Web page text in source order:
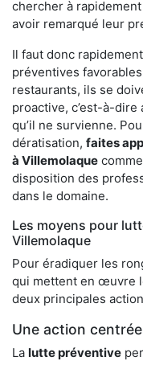
chercher à
avoir remarqué leur
Il faut donc
préventives
restaurants, ils se
proactive, c’est-à-
qu’il ne survienne.
dératisation, faites
à Villemolaque
disposition des
dans le domaine.
Les moyens pour
Villemolaque
Pour éradiquer les
qui mettent en œuvre
deux principales
Une action
La lutte préventive